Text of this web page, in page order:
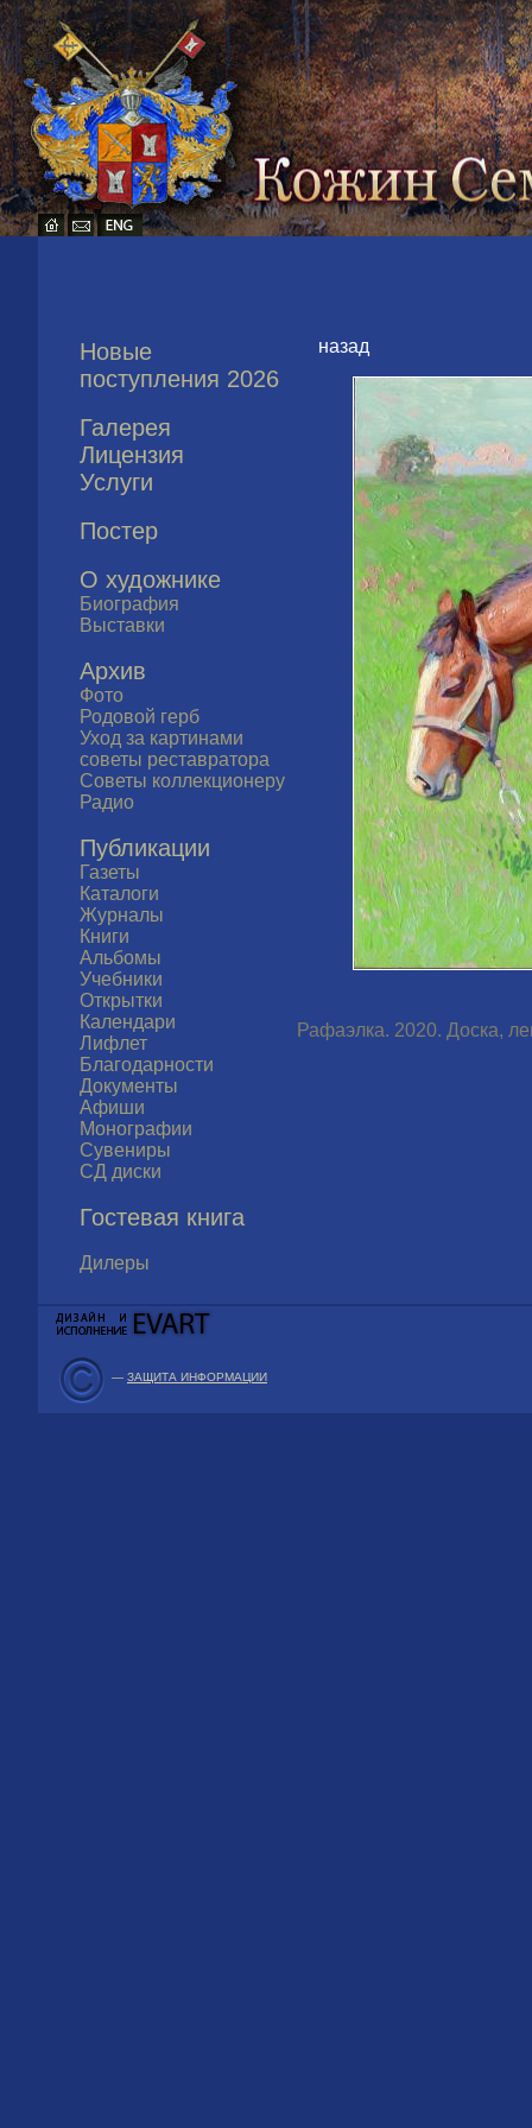
Новые
поступления 2026
Галерея
Лицензия
Услуги
Постер
О художнике
Биография
Выставки
Архив
Фото
Родовой герб
Уход за картинами
советы реставратора
Советы коллекционеру
Радио
Публикации
Газеты
Каталоги
Журналы
Книги
Альбомы
Учебники
Открытки
Календари
Лифлет
Благодарности
Документы
Афиши
Монографии
Сувениры
СД диски
Гостевая книга
Дилеры
назад
Рафаэлка. 2020. Доска,
— ЗАЩИТА ИНФОРМАЦИИ